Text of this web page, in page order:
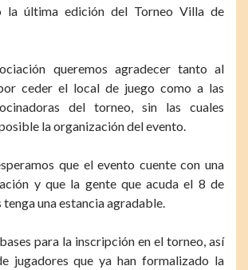
la última edición del Torneo Villa de
queremos agradecer tanto al
ceder el local de juego como a las
del torneo, sin las cuales
la organización del evento.
que el evento cuente con una
y que la gente que acuda el 8 de
una estancia agradable.
para la inscripción en el torneo, así
jugadores que ya han formalizado la